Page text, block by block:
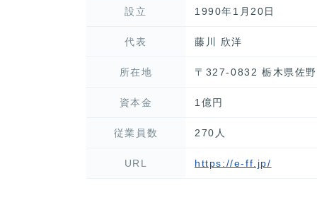
設立 1990年1月20日
代表 藤川 欣洋
所在地 〒327-0832 栃木県佐
資本金 1億円
従業員数 270人
URL https://e-ff.jp/